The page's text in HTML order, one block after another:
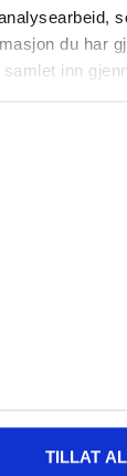
du har
inn
TILLAT
DEL OPP DIN